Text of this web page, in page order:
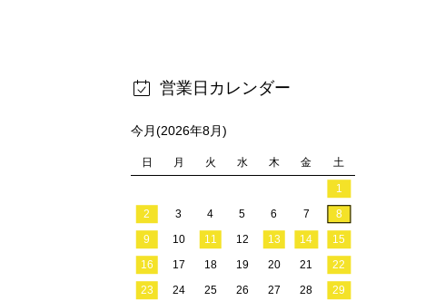
営業日カレンダー
今月(2026年8月)
日 月 火 水 木 金 土
1
2
3 4 5 6 7
8
9
10 11 12 13 14
15
16
17 18 19 20 21
22
23
24 25 26 27 28
29